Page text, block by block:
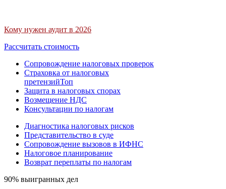
Кому нужен аудит в 2026
Рассчитать стоимость
Сопровождение налоговых проверок
Страховка от налоговых
претензийТоп
Защита в налоговых спорах
Возмещение НДС
Консультации по налогам
Диагностика налоговых рисков
Представительство в суде
Сопровождение вызовов в ИФНС
Налоговое планирование
Возврат переплаты по налогам
90% выигранных дел